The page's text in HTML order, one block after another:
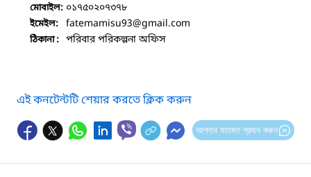
মোবাইল: ০১৭৫০২০৭৩৭৮
ইমেইল: fatemamisu93@gmail.com
ঠিকানা : পরিবার পরিকল্পনা অফিস
এই কনটেন্টটি শেয়ার করতে ক্লিক করুন
আপনার মতামত প্রদান করুন